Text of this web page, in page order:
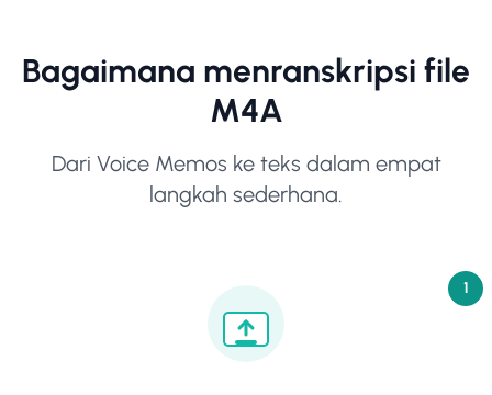
Bagaimana menranskripsi file
M4A
Dari Voice Memos ke teks dalam empat
langkah sederhana.
1